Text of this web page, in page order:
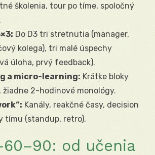
školenia, tour po tíme, spoločný
Do D3 tri stretnutia (manager,
kolega), tri malé úspechy
úloha, prvý feedback).
a micro-learning: Krátke bloky
žiadne 2-hodinové monológy.
Kanály, reakčné časy, decision
tímu (standup, retro).
od učenia